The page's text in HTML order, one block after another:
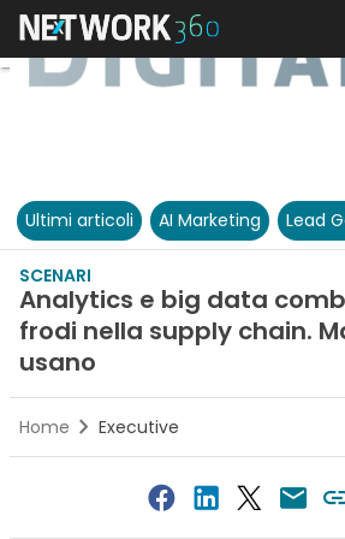
Ultimi articoli AI Marketing Lead
SCENARI
Analytics e big data
frodi nella supply chain.
usano
Home Executive